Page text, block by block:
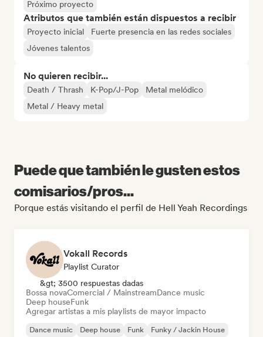
Próximo proyecto
Atributos que también están dispuestos a recibir
Proyecto inicial
Fuerte presencia en las redes sociales
Jóvenes talentos
No quieren recibir...
Death / Thrash K-Pop/J-Pop
Metal melódico
Metal / Heavy metal
Puede que también le gusten estos
comisarios/pros...
Porque estás visitando el perfil de Hell Yeah Recordings
Vokall Records
Playlist Curator
&gt; 3500 respuestas dadas
Bossa novaComercial / MainstreamDance music
Deep houseFunk
Agregar artistas a mis playlists de mayor impacto
Dance music Deep house Funk Funky / Jackin House